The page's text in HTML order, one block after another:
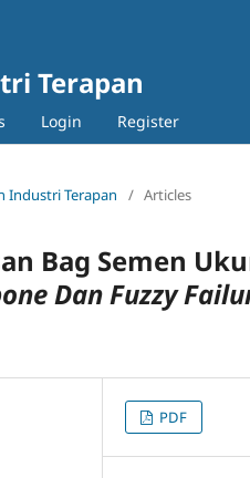
Terapan
Login Register
Industri Terapan / Articles
Bag Semen
Dan Fuzzy
PDF